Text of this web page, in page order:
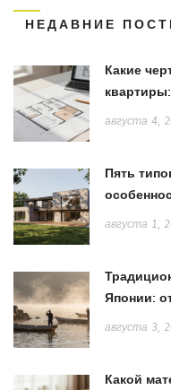
НЕДАВНИЕ
Какие
августа 4,
Пять
августа 1,
Японии:
августа 3,
Какой